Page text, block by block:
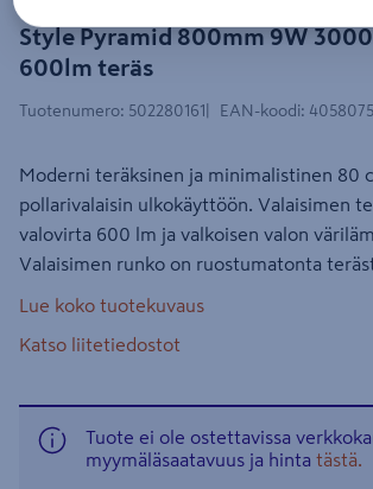
Style Pyramid 800mm 9W
600lm teräs
Tuotenumero: 502280161 EAN-koodi:
Moderni teräksinen ja minimalistinen 80
pollarivalaisin ulkokäyttöön. Valaisimen
valovirta 600 lm ja valkoisen valon
Valaisimen runko on ruostumatonta
Lue koko tuotekuvaus
Katso liitetiedostot
Tuote ei ole ostettavissa
myymäläsaatavuus ja hinta tästä.